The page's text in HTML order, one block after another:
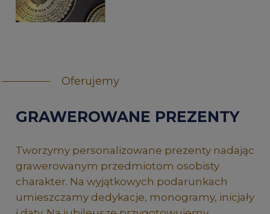
Oferujemy
GRAWEROWANE PREZENTY
Tworzymy personalizowane prezenty nadając
grawerowanym przedmiotom osobisty
charakter. Na wyjątkowych podarunkach
umieszczamy dedykacje, monogramy, inicjały